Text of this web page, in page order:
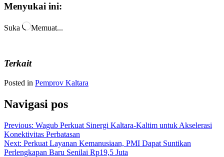
Menyukai ini:
Suka Memuat...
Terkait
Posted in Pemprov Kaltara
Navigasi pos
Previous: Wagub Perkuat Sinergi Kaltara-Kaltim untuk Akselerasi
Konektivitas Perbatasan
Next: Perkuat Layanan Kemanusiaan, PMI Dapat Suntikan
Perlengkapan Baru Senilai Rp19,5 Juta